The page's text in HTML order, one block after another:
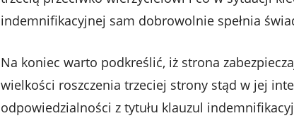
indemnifikacyjnej sam dobrowolnie spełnia
Na koniec warto podkreślić, iż strona
wielkości roszczenia trzeciej strony stąd w jej
odpowiedzialności z tytułu klauzul